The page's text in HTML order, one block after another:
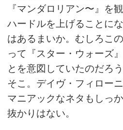
『マンダロリアン〜』を
ハードルを上げることに
はあるまいか。むしろこ
って『スター・ウォーズ
とを意図していたのだろ
そこ。デイヴ・フィロー
マニアックなネタもしっ
抜かりはない。